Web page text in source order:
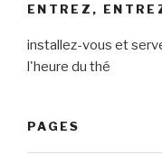
ENTREZ,
installez-vous et
l'heure du thé
PAGES